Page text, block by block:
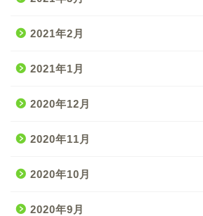
2021年2月
2021年1月
2020年12月
2020年11月
2020年10月
2020年9月